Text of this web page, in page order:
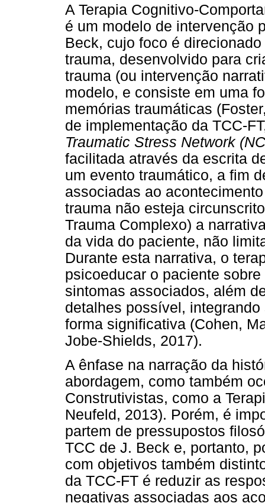
A Terapia Cognitivo-
é um modelo de intervenção
Beck, cujo foco é
trauma, desenvolvido para
trauma (ou intervenção
modelo, e consiste em uma
memórias traumáticas
de implementação da TCC-
Traumatic Stress Network
facilitada através da escrita
um evento traumático, a fim
associadas ao
trauma não esteja
Trauma Complexo) a
da vida do paciente, não
Durante esta narrativa, o
psicoeducar o paciente
sintomas associados, além
detalhes possível,
forma significativa (Cohen,
Jobe-Shields, 2017).
A ênfase na narração da
abordagem, como também
Construtivistas, como a
Neufeld, 2013). Porém, é
partem de pressupostos
TCC de J. Beck e, portanto,
com objetivos também
da TCC-FT é reduzir as
negativas associadas aos